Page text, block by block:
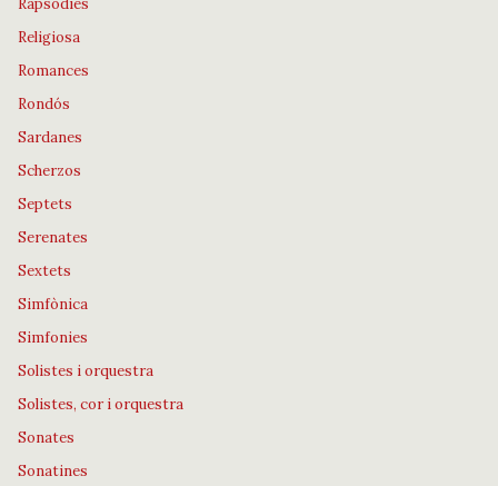
Rapsòdies
Religiosa
Romances
Rondós
Sardanes
Scherzos
Septets
Serenates
Sextets
Simfònica
Simfonies
Solistes i orquestra
Solistes, cor i orquestra
Sonates
Sonatines